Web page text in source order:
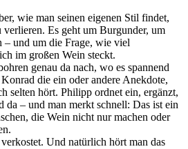
wie man seinen eigenen Stil findet,
verlieren. Es geht um Burgunder, um
– und um die Frage, wie viel
im großen Wein steckt.
genau da nach, wo es spannend
die ein oder andere Anekdote,
selten hört. Philipp ordnet ein, ergänzt,
da – und man merkt schnell: Das ist ein
die Wein nicht nur machen oder
Und natürlich hört man das